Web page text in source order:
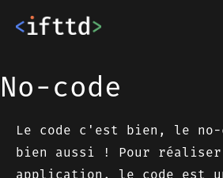
No-code
Le code c'est bien, le no-
bien aussi ! Pour réaliser
application, le code est